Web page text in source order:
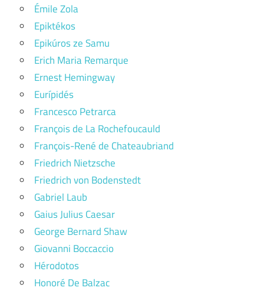
Émile Zola
Epiktékos
Epikúros ze Samu
Erich Maria Remarque
Ernest Hemingway
Eurípidés
Francesco Petrarca
François de La Rochefoucauld
François-René de Chateaubriand
Friedrich Nietzsche
Friedrich von Bodenstedt
Gabriel Laub
Gaius Julius Caesar
George Bernard Shaw
Giovanni Boccaccio
Hérodotos
Honoré De Balzac